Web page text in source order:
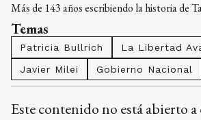
Más de 143 años escribiendo la historia de
Temas
Patricia Bullrich
La Libertad
Javier Milei
Gobierno Nacional
Este contenido no está abierto